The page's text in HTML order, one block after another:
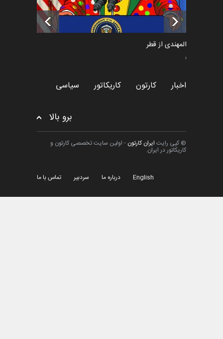
تسلیت به همکار | سهراب خیری
اخبار 6 ماه قبل
سعد المهندی از قطر
سیاسی
اخبار کارتون کاریکاتور سیاسی
برو بالا
© کپی رایت ایران کارتون - اولین سایت تخصصی کارتون و
کاریکاتور در ایران.
English درباره ما سردبیر تماس با ما